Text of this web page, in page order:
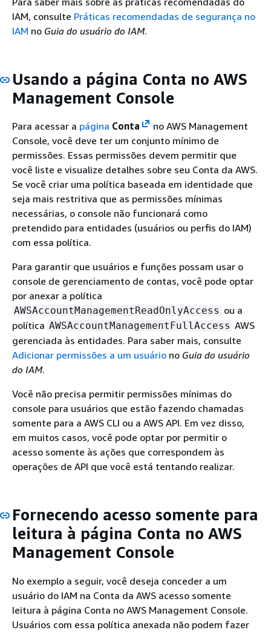
IAM, consulte Práticas recomendadas de segurança no
IAM no Guia do usuário do IAM.
Usando a página Conta no AWS
Management Console
Para acessar a página Conta
no AWS Management
Console, você deve ter um conjunto mínimo de
permissões. Essas permissões devem permitir que
você liste e visualize detalhes sobre seu Conta da AWS.
Se você criar uma política baseada em identidade que
seja mais restritiva que as permissões mínimas
necessárias, o console não funcionará como
pretendido para entidades (usuários ou perfis do IAM)
com essa política.
Para garantir que usuários e funções possam usar o
console de gerenciamento de contas, você pode optar
por anexar a política
AWSAccountManagementReadOnlyAccess ou a
política AWSAccountManagementFullAccess AWS
gerenciada às entidades. Para saber mais, consulte
Adicionar permissões a um usuário no Guia do usuário
do IAM.
Você não precisa permitir permissões mínimas do
console para usuários que estão fazendo chamadas
somente para a AWS CLI ou a AWS API. Em vez disso,
em muitos casos, você pode optar por permitir o
acesso somente às ações que correspondem às
operações de API que você está tentando realizar.
Fornecendo acesso somente para
leitura à página Conta no AWS
Management Console
No exemplo a seguir, você deseja conceder a um
usuário do IAM na Conta da AWS acesso somente
leitura à página Conta no AWS Management Console.
Usuários com essa política anexada não podem fazer